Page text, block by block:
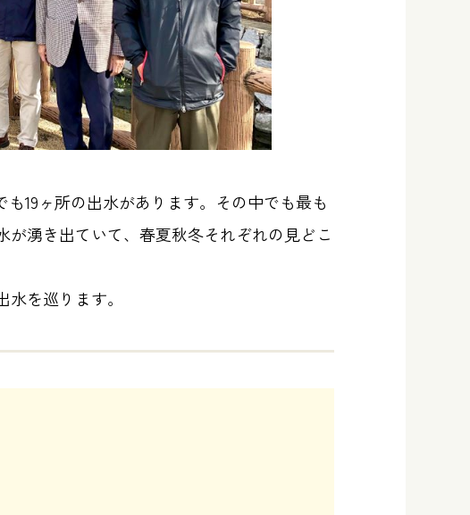
19ヶ所の出水があります。その中でも最も
湧き出ていて、春夏秋冬それぞれの見どこ
を巡ります。